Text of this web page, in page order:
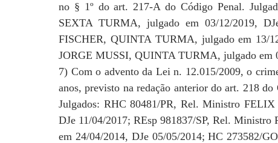
no § 1º do art. 217-A do Código Penal.
SEXTA TURMA, julgado em 03/12/2019,
FISCHER, QUINTA TURMA, julgado em 13/
JORGE MUSSI, QUINTA TURMA, julgado em
7) Com o advento da Lei n. 12.015/2009, o
anos, previsto na redação anterior do art. 218
Julgados: RHC 80481/PR, Rel. Ministro
DJe 11/04/2017; REsp 981837/SP, Rel.
em 24/04/2014, DJe 05/05/2014; HC 273582/